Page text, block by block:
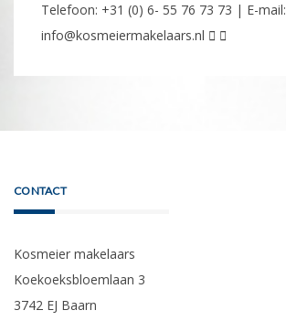
Telefoon: +31 (0) 6- 55 76 73 73 | E-mail:
info@kosmeiermakelaars.nl
CONTACT
Kosmeier makelaars
Koekoeksbloemlaan 3
3742 EJ Baarn